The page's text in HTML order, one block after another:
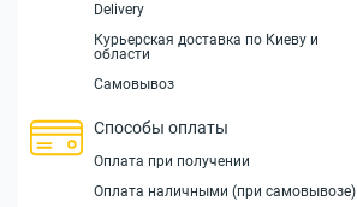
Delivery
Курьерская доставка по Киеву и
области
Самовывоз
Способы оплаты
Оплата при получении
Оплата наличными (при самовывозе)